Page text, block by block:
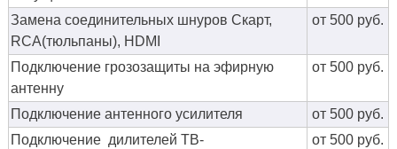
Замена соединительных шнуров Скарт,
RCA(тюльпаны), HDMI
от 500 руб.
Подключение грозозащиты на эфирную
антенну
от 500 руб.
Подключение антенного усилителя
от 500 руб.
Подключение дилителей ТВ-
от 500 руб.